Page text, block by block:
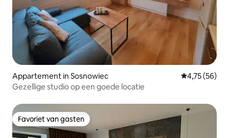
Appartement in Sosnowiec Gemiddelde
4,75 (56)
Gezellige studio op een goede locatie
Favoriet van gasten
Favoriet van gasten